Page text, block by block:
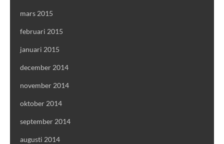
mars 2015
februari 2015
januari 2015
december 2014
november 2014
oktober 2014
september 2014
augusti 2014